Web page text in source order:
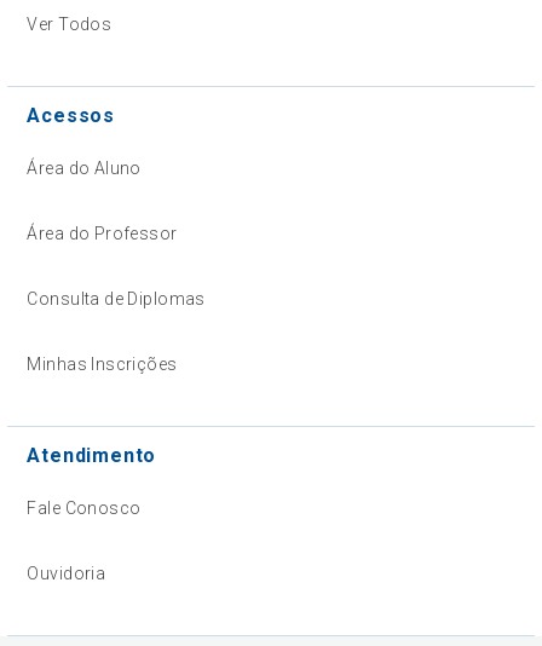
Ver Todos
Acessos
Área do Aluno
Área do Professor
Consulta de Diplomas
Minhas Inscrições
Atendimento
Fale Conosco
Ouvidoria